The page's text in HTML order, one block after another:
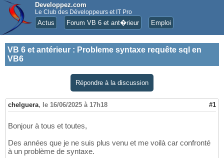
Developpez.com
Le Club des Développeurs et IT Pro
Actus Forum VB 6 et ant�rieur Emploi
VB 6 et antérieur : Probleme syntaxe requête sql en
VB6
Répondre à la discussion
chelguera, le 16/06/2025 à 17h18 #1
Bonjour à tous et toutes,
Des années que je ne suis plus venu et me voilà car confronté
à un problème de syntaxe.